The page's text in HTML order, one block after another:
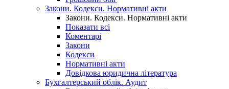
Закони. Кодекси. Нормативні акти
Закони. Кодекси. Нормативні акти
Показати всі
Коментарі
Закони
Кодекси
Нормативні акти
Довідкова юридична література
Бухгалтерський облік. Аудит